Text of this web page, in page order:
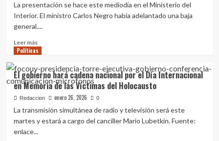
13
asesinatos
que
en
2024,
según
Ministerio
La presentación se hace este mediodía en el Ministerio del
Interior. El ministro Carlos Negro había adelantado una baja
general....
Leer másLeer
más
Ministerio
del
Interior
presenta
este
las
cifras
Políticas
El gobierno hará cadena nacional por el Día Internacional
en Memoria de las Víctimas del Holocausto
Redaccion enero 26, 2026 0
La transmisión simultánea de radio y televisión será este
martes y estará a cargo del canciller Mario Lubetkin. Fuente:
enlace...